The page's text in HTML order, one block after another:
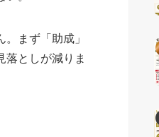
まず「助成」
としが減りま